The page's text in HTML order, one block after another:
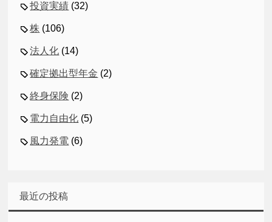
投資実績 (32)
株 (106)
法人化 (14)
確定拠出型年金 (2)
終身保険 (2)
電力自由化 (5)
風力発電 (6)
最近の投稿